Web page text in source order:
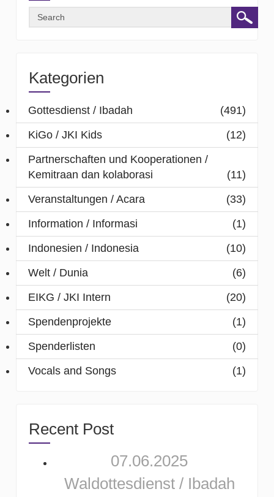
Kategorien
Gottesdienst / Ibadah
(491)
KiGo / JKI Kids
(12)
Partnerschaften und Kooperationen /
Kemitraan dan kolaborasi
(11)
Veranstaltungen / Acara
(33)
Information / Informasi
(1)
Indonesien / Indonesia
(10)
Welt / Dunia
(6)
EIKG / JKI Intern
(20)
Spendenprojekte
(1)
Spenderlisten
(0)
Vocals and Songs
(1)
Recent Post
07.06.2025
Waldottesdienst / Ibadah